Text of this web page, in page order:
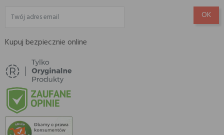
Kupuj bezpiecznie online